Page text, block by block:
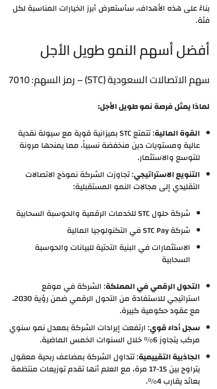
بناءً على هذه الأهداف، سأستعرض أبرز الخيارات المناسبة لكل
فئة.
أفضل أسهم النمو طويل الأجل
سهم الاتصالات السعودية (STC) – رمز السهم: 7010
لماذا يمثل فرصة نمو طويل الأجل:
القوة المالية
: تتمتع STC بميزانية قوية مع سيولة نقدية
عالية ومستويات دين منخفضة نسبياً، مما يمنحها مرونة
للتوسع والاستثمار.
التنويع الاستراتيجي: تجاوزت الشركة نموذج الاتصالات
التقليدي إلى مجالات النمو المستقبلية:
شركة حلول STC للخدمات الرقمية والحوسبة السحابية
شركة STC Pay في التكنولوجيا المالية
الاستثمارات في البنية التحتية للبيانات والحوسبة
السحابية
التحول الرقمي في المملكة: الشركة في موقع
استراتيجي للاستفادة من التحول الرقمي ضمن رؤية 2030،
مع عقود حكومية كبيرة.
سجل أداء قوي: ارتفعت إيرادات الشركة بمعدل نمو سنوي
مركب يتجاوز 6% خلال السنوات الخمس الماضية.
الجاذبية التقييمية: تتداول الشركة بمضاعف ربحية معقول
يتراوح بين 15-17 مرة، مع العلم أنها تقدم توزيعات منتظمة
بعائد يقارب 4%.